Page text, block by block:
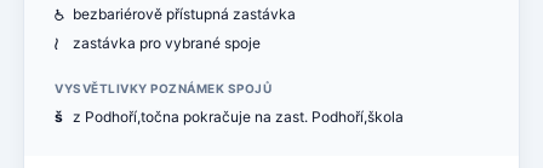
@ bezbariérově přístupná zastávka
< zastávka pro vybrané spoje
VYSVĚTLIVKY POZNÁMEK SPOJŮ
š z Podhoří,točna pokračuje na zast. Podhoří,škola